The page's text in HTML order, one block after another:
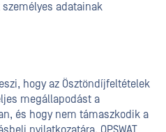
személyes adatainak
hogy az Ösztöndíjfeltételek
megállapodást a
és hogy nem támaszkodik a